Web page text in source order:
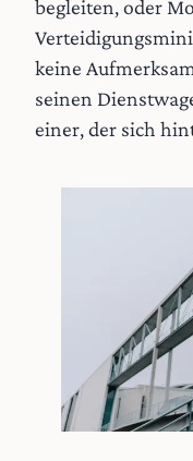
begleiten, oder
keine
seinen
einer, der sich